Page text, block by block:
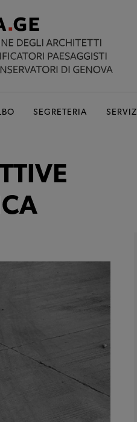
SEGRETERIA SERVIZI